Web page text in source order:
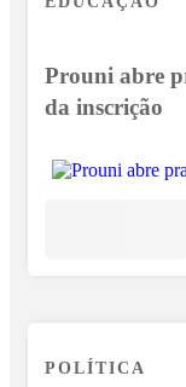
Prouni abre
da inscrição
POLÍTICA